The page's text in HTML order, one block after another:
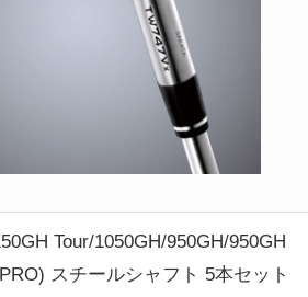
Tour/1050GH/950GH/950GH
スチールシャフト 5本セット